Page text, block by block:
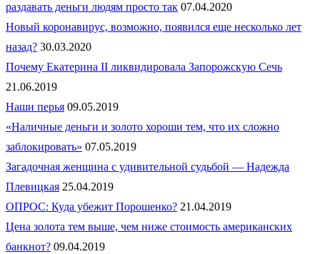
раздавать деньги людям просто так 07.04.2020
Новый коронавирус, возможно, появился еще несколько лет
назад? 30.03.2020
Почему Екатерина II ликвидировала Запорожскую Сечь
21.06.2019
Наши перья 09.05.2019
«Наличные деньги и золото хороши тем, что их сложно
заблокировать» 07.05.2019
Загадочная женщина с удивительной судьбой — Надежда
Плевицкая 25.04.2019
ОПРОС: Куда убежит Порошенко? 21.04.2019
Цена золота тем выше, чем ниже стоимость американских
банкнот? 09.04.2019